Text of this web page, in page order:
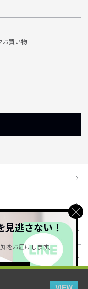
VIEW
お買い物
見逃さない！
をお届けします。